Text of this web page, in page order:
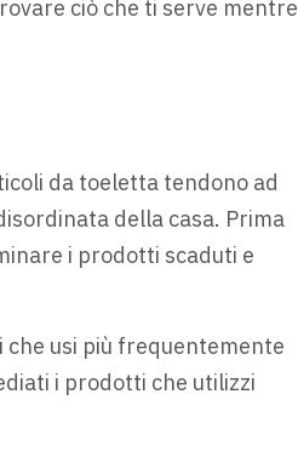
ciò che ti serve mentre
da toeletta tendono ad
della casa. Prima
i prodotti scaduti e
usi più frequentemente
i prodotti che utilizzi